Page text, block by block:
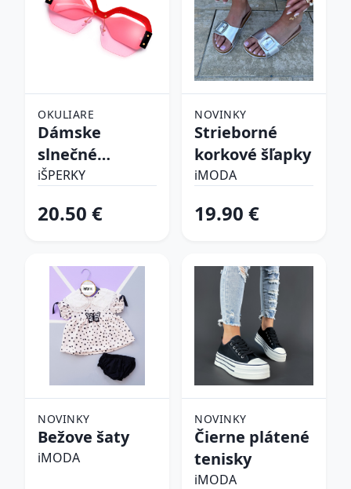
OKULIARE
Dámske
slnečné
okuliare
iŠPERKY
20.50 €
NOVINKY
Strieborné
korkové šľapky
iMODA
19.90 €
NOVINKY
Bežove šaty
iMODA
NOVINKY
Čierne plátené
tenisky
iMODA